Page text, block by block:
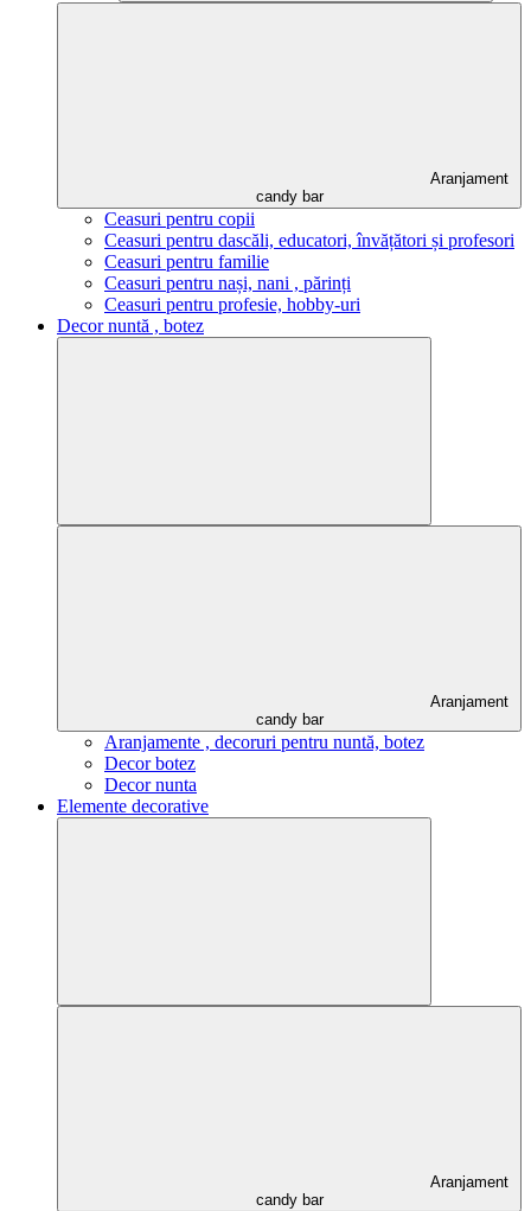
Aranjament
candy bar
Ceasuri pentru copii
Ceasuri pentru dascăli, educatori, învățători și profesori
Ceasuri pentru familie
Ceasuri pentru nași, nani , părinți
Ceasuri pentru profesie, hobby-uri
Decor nuntă , botez
Aranjament
candy bar
Aranjamente , decoruri pentru nuntă, botez
Decor botez
Decor nunta
Elemente decorative
Aranjament
candy bar